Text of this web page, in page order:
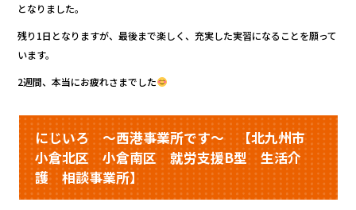
となりました。
残り1日となりますが、最後まで楽しく、充実した実習になることを願って
います。
2週間、本当にお疲れさまでした
にじいろ ～西港事業所です～ 【北九州市
小倉北区 小倉南区 就労支援B型 生活介
護 相談事業所】